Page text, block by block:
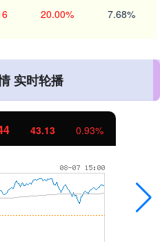
20.00% 7.68%
实时轮播
11.37 1.01%